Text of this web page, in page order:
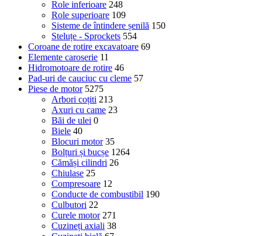
Role inferioare 248
Role superioare 109
Sisteme de întindere șenilă 150
Steluțe - Sprockets 554
Coroane de rotire excavatoare 69
Elemente caroserie 11
Hidromotoare de rotire 46
Pad-uri de cauciuc cu cleme 57
Piese de motor 5275
Arbori coțiti 213
Axuri cu came 23
Băi de ulei 0
Biele 40
Blocuri motor 35
Bolțuri și bucșe 1264
Cămăși cilindri 26
Chiulase 25
Compresoare 12
Conducte de combustibil 190
Culbutori 22
Curele motor 271
Cuzineți axiali 38